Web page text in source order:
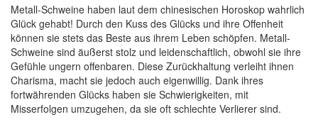
Metall-Schweine haben laut dem chinesischen Horoskop wahrlich
Glück gehabt! Durch den Kuss des Glücks und ihre Offenheit
können sie stets das Beste aus ihrem Leben schöpfen. Metall-
Schweine sind äußerst stolz und leidenschaftlich, obwohl sie ihre
Gefühle ungern offenbaren. Diese Zurückhaltung verleiht ihnen
Charisma, macht sie jedoch auch eigenwillig. Dank ihres
fortwährenden Glücks haben sie Schwierigkeiten, mit
Misserfolgen umzugehen, da sie oft schlechte Verlierer sind.